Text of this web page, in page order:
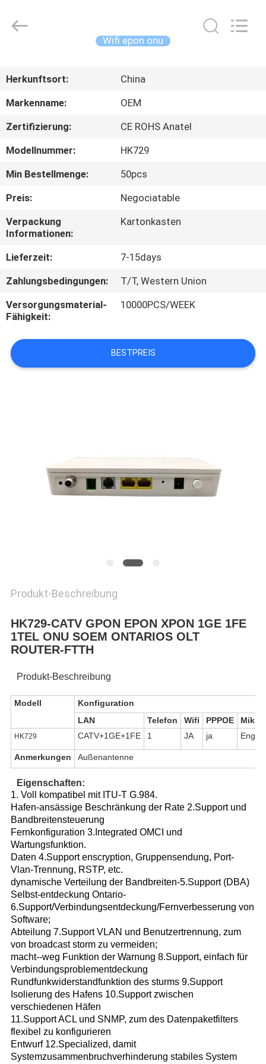
PRODUKTE
UNS
FABRIK-
AUSFLUG
QUALITÄTSKONTROLLE
TRETEN
SIE
MIT
UNS
POLICY
LIMITED.
Wifi epon onu
Herkunftsort:
China
Markenname:
OEM
Zertifizierung:
CE ROHS Anatel
Modellnummer:
HK729
Min Bestellmenge:
50pcs
Preis:
Negociatable
Verpackung
Informationen:
Kartonkasten
Lieferzeit:
7-15days
Zahlungsbedingungen:
T/T, Western Union
Versorgungsmaterial-
Fähigkeit:
10000PCS/WEEK
BESTPREIS
Produkt-Beschreibung
HK729-CATV GPON EPON XPON 1GE 1FE
1TEL ONU SOEM ONTARIOS OLT
ROUTER-FTTH
Produkt-Beschreibung
Modell
Konfiguration
LAN
Telefon Wifi PPPOE
HK729 CATV+1GE+1FE 1 JA ja
Anmerkungen Außenantenne
Eigenschaften:
1. Voll kompatibel mit ITU-T G.984.
Hafen-ansässige Beschränkung der Rate 2.Support und
Bandbreitensteuerung
Fernkonfiguration 3.Integrated OMCI und
Wartungsfunktion.
Daten 4.Support enscryption, Gruppensendung, Port-
Vlan-Trennung, RSTP, etc.
dynamische Verteilung der Bandbreiten-5.Support (DBA)
Selbst-entdeckung Ontario-
6.Support/Verbindungsentdeckung/Fernverbesserung von
Software;
Abteilung 7.Support VLAN und Benutzertrennung, zum
von broadcast storm zu vermeiden;
macht--weg Funktion der Warnung 8.Support, einfach für
Verbindungsproblementdeckung
Rundfunkwiderstandfunktion des sturms 9.Support
Isolierung des Hafens 10.Support zwischen
verschiedenen Häfen
11.Support ACL und SNMP, zum des Datenpaketfilters
flexibel zu konfigurieren
Entwurf 12.Specialized, damit
Systemzusammenbruchverhinderung stabiles System